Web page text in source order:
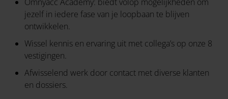
jezelf in iedere fase van je loopbaan te blijven
ontwikkelen.
Wissel kennis en ervaring uit met collega’s op onze 8
vestigingen.
Afwisselend werk door contact met diverse klanten
en dossiers.